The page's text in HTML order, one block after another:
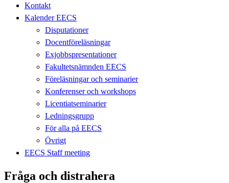
Kontakt
Kalender EECS
Disputationer
Docentföreläsningar
Exjobbspresentationer
Fakultetsnämnden EECS
Föreläsningar och seminarier
Konferenser och workshops
Licentiatseminarier
Ledningsgrupp
För alla på EECS
Övrigt
EECS Staff meeting
Fråga och distrahera